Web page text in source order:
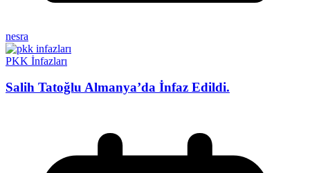
nesra
PKK İnfazları
Salih Tatoğlu Almanya’da İnfaz Edildi.